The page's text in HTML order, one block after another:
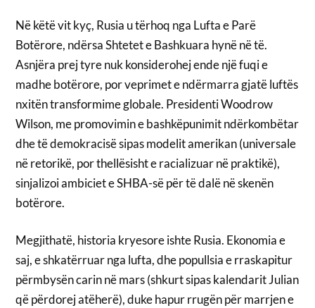
Në këtë vit kyç, Rusia u tërhoq nga Lufta e Parë
Botërore, ndërsa Shtetet e Bashkuara hynë në të.
Asnjëra prej tyre nuk konsiderohej ende një fuqi e
madhe botërore, por veprimet e ndërmarra gjatë luftës
nxitën transformime globale. Presidenti Woodrow
Wilson, me promovimin e bashkëpunimit ndërkombëtar
dhe të demokracisë sipas modelit amerikan (universale
në retorikë, por thellësisht e racializuar në praktikë),
sinjalizoi ambiciet e SHBA-së për të dalë në skenën
botërore.
Megjithatë, historia kryesore ishte Rusia. Ekonomia e
saj, e shkatërruar nga lufta, dhe popullsia e rraskapitur
përmbysën carin në mars (shkurt sipas kalendarit Julian
që përdorej atëherë), duke hapur rrugën për marrjen e